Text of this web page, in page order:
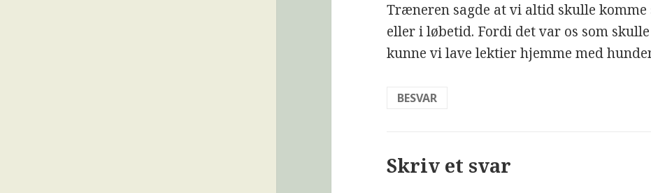
Træneren sagde at vi altid skulle komme
eller i løbetid. Fordi det var os som
kunne vi lave lektier hjemme med
BESVAR
Skriv et svar